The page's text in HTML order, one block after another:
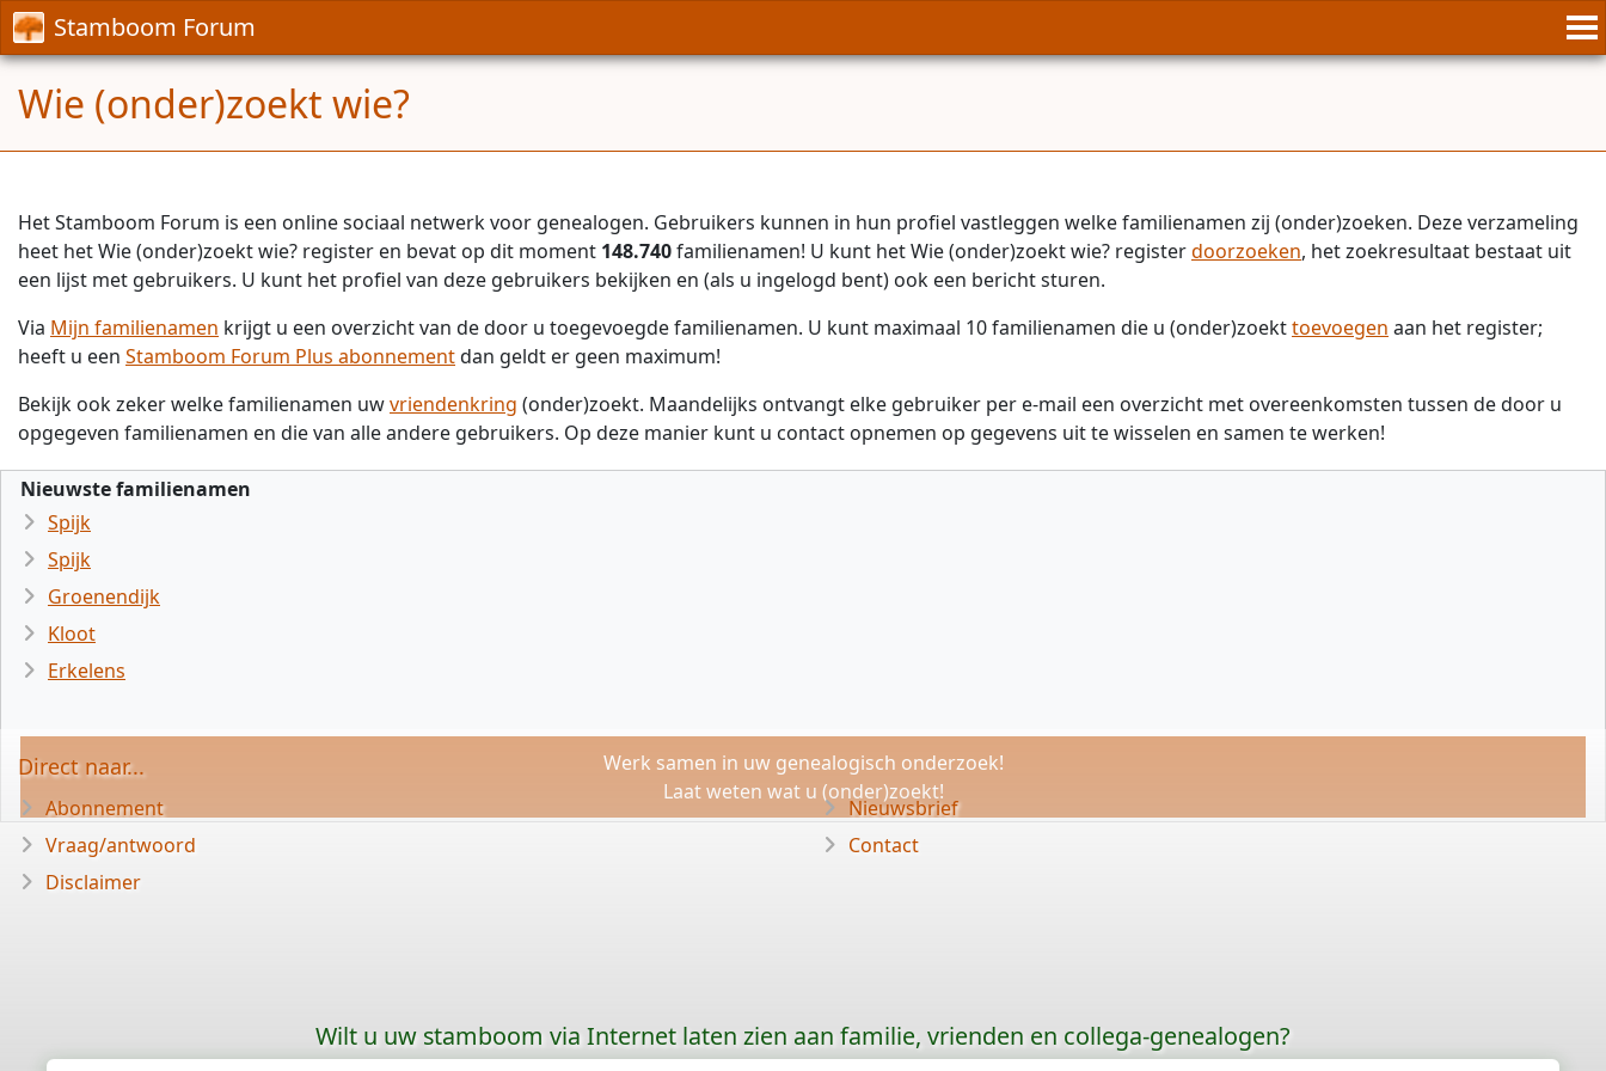
Stamboom Forum
Wie (onder)zoekt wie?
Het Stamboom Forum is een online sociaal netwerk voor genealogen. Gebruikers kunnen in hun profiel vastleggen welke familienamen zij (onder)zoeken. Deze verzameling
heet het Wie (onder)zoekt wie? register en bevat op dit moment 148.740familienamen! U kunt het Wie (onder)zoekt wie? registerdoorzoeken, het zoekresultaat bestaat uit
een lijst met gebruikers. U kunt het profiel van deze gebruikers bekijken en (als u ingelogd bent) ook een bericht sturen.
Via Mijn familienamen krijgt u een overzicht van de door u toegevoegde familienamen. U kunt maximaal 10 familienamen die u (onder)zoekttoevoegen aan het register;
heeft u een Stamboom Forum Plus abonnementdan geldt er geen maximum!
Bekijk ook zeker welke familienamen uwvriendenkring (onder)zoekt. Maandelijks ontvangt elke gebruiker per e-mail een overzicht met overeenkomsten tussen de door u
opgegeven familienamen en die van alle andere gebruikers. Op deze manier kunt u contact opnemen op gegevens uit te wisselen en samen te werken!
Nieuwste familienamen
Spijk
Spijk
Groenendijk
Kloot
Erkelens
Werk samen in uw genealogisch onderzoek!
Laat weten wat u (onder)zoekt!
Direct naar...
Abonnement
Vraag/antwoord
Disclaimer
Nieuwsbrief
Contact
Wilt u uw stamboom via Internet laten zien aan familie, vrienden en collega-genealogen?